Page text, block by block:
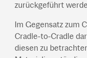
zurückgeführt
Im Gegensatz zum
Cradle-to-Cradle
diesen zu